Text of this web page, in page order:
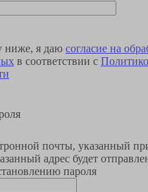
ниже, я даю согласие на
в соответствии с
почты, указанный
адрес будет
пароля